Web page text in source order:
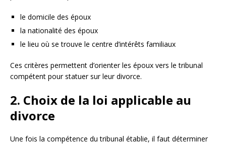
le domicile des époux
la nationalité des époux
le lieu où se trouve le centre d’intérêts familiaux
Ces critères permettent d’orienter les époux vers le tribunal
compétent pour statuer sur leur divorce.
2. Choix de la loi applicable au
divorce
Une fois la compétence du tribunal établie, il faut déterminer